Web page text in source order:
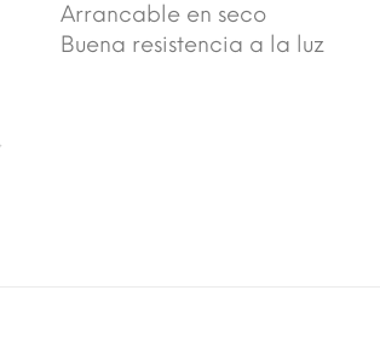
Arrancable en seco
Buena resistencia a la luz